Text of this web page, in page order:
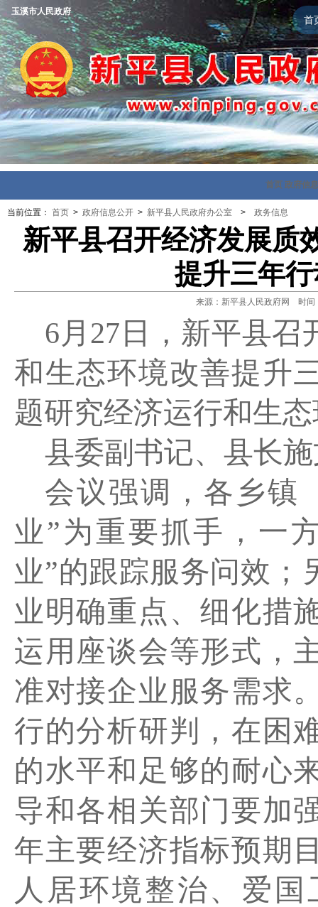
首
玉溪市人民政府
首页 政府信
当前位置： 首页 > 政府信息公开 > 新平县人民政府办公室 > 政务信息
新平县召开经济发展质
提升三年
来源：新平县人民政府网 时
6 月 27 日，新平县召
和生态环境改善提升
题研究经济运行和生
县委副书记、县长
会议强调，各乡镇
业”为重要抓手，一
业”的跟踪服务问效；
业明确重点、细化措
运用座谈会等形式，
准对接企业服务需求
行的分析研判，在困
的水平和足够的耐心
导和各相关部门要加
年主要经济指标预期
人居环境整治、爱